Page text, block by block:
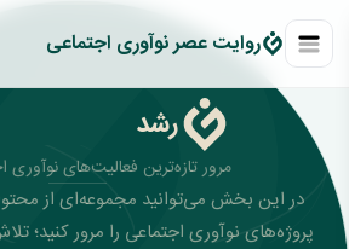
روايت عصر نوآوری اجتماعی
رشد
مرور تازه‌ترین فعالیت‌های نوآوری
در این بخش می‌توانید مجموعه‌ای از
پروژه‌های نوآوری اجتماعی را مرور کنید؛